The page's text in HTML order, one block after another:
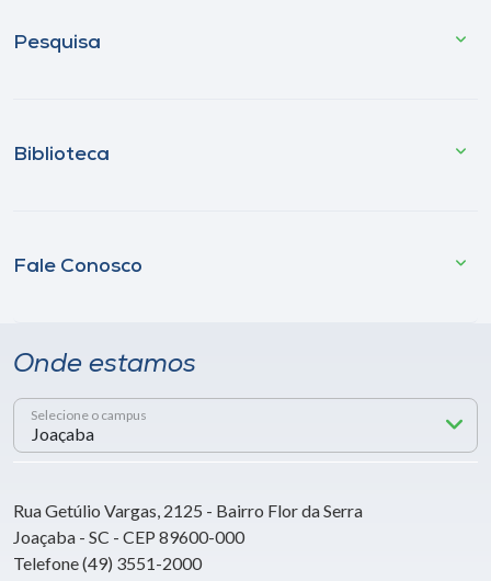
Pesquisa
Biblioteca
Fale Conosco
Onde estamos
Selecione o campus
Rua Getúlio Vargas, 2125 - Bairro Flor da Serra
Joaçaba - SC - CEP 89600-000
Telefone (49) 3551-2000